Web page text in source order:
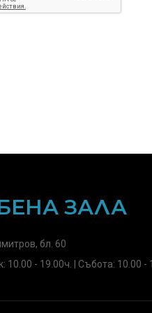
ЗАЛА
бл. 60
10.00 - 19.00ч. | Събота: 10.00 -